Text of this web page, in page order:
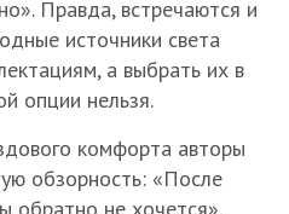
Правда, встречаются и
источники света
а выбрать их в
опции нельзя.
комфорта авторы
обзорность: «После
обратно не хочется»,